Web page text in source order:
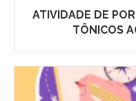
ATIVIDADE DE
TÔNICOS